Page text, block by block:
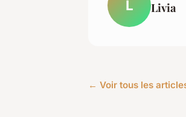
L Livia
← Voir tous les